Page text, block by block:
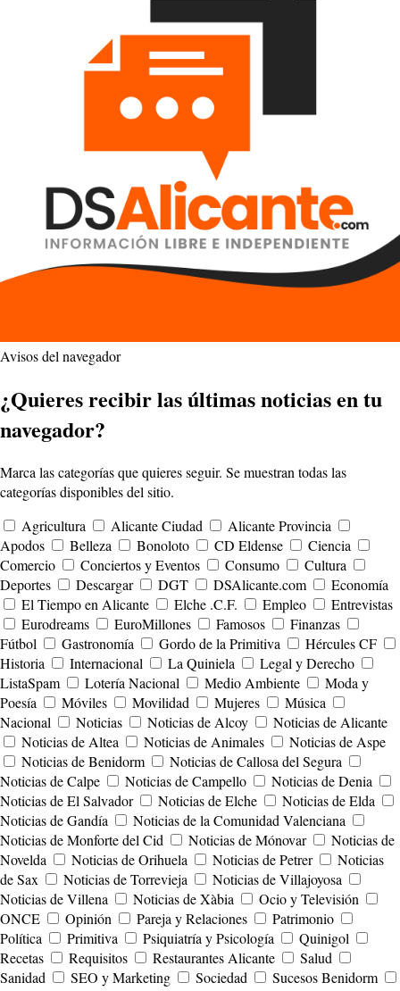
Avisos del navegador
¿Quieres recibir las últimas noticias en tu
navegador?
Marca las categorías que quieres seguir. Se muestran todas las
categorías disponibles del sitio.
Agricultura
Alicante Ciudad
Alicante Provincia
Apodos
Belleza Bonoloto CD Eldense
Ciencia
Comercio
Conciertos y Eventos Consumo
Cultura
Deportes
Descargar DGT DSAlicante.com
Economía
El Tiempo en Alicante
Elche .C.F. Empleo
Entrevistas
Eurodreams
EuroMillones Famosos
Finanzas
Fútbol
Gastronomía Gordo de la Primitiva
Hércules CF
Historia
Internacional La Quiniela
Legal y Derecho
ListaSpam
Lotería Nacional Medio Ambiente
Moda y
Poesía
Móviles Movilidad Mujeres
Música
Nacional
Noticias Noticias de Alcoy
Noticias de Alicante
Noticias de Altea
Noticias de Animales
Noticias de Aspe
Noticias de Benidorm
Noticias de Callosa del Segura
Noticias de Calpe
Noticias de Campello
Noticias de Denia
Noticias de El Salvador
Noticias de Elche
Noticias de Elda
Noticias de Gandía
Noticias de la Comunidad Valenciana
Noticias de Monforte del Cid
Noticias de Mónovar
Noticias de
Novelda
Noticias de Orihuela Noticias de Petrer
Noticias
de Sax
Noticias de Torrevieja
Noticias de Villajoyosa
Noticias de Villena
Noticias de Xàbia
Ocio y Televisión
ONCE
Opinión Pareja y Relaciones
Patrimonio
Política
Primitiva Psiquiatría y Psicología
Quinigol
Recetas
Requisitos Restaurantes Alicante
Salud
Sanidad
SEO y Marketing Sociedad
Sucesos Benidorm